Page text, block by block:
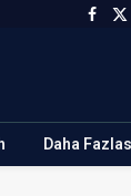
X
Daha